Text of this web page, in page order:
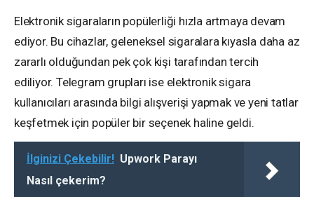
Elektronik sigaraların popülerliği hızla artmaya devam
ediyor. Bu cihazlar, geleneksel sigaralara kıyasla daha az
zararlı olduğundan pek çok kişi tarafından tercih
ediliyor. Telegram grupları ise elektronik sigara
kullanıcıları arasında bilgi alışverişi yapmak ve yeni tatlar
keşfetmek için popüler bir seçenek haline geldi.
İlginizi Çekebilir! Upwork Parayı
Nasıl çekerim?